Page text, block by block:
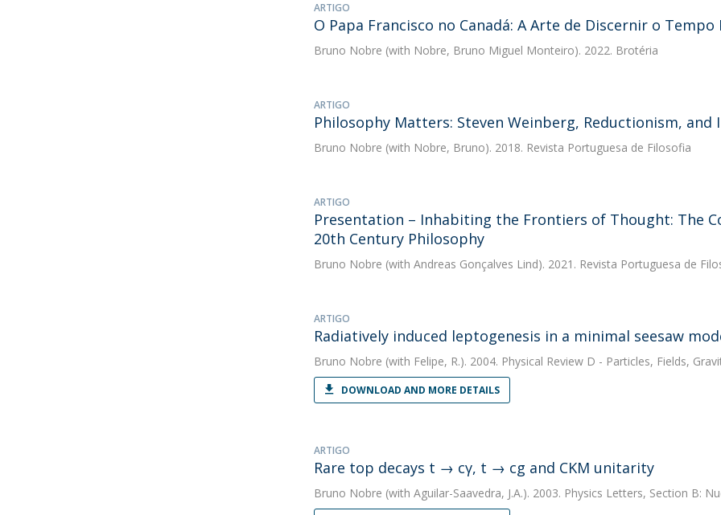
ARTIGO
O Papa Francisco no Canadá: A Arte de Discernir o Tempo
Bruno Nobre (with Nobre, Bruno Miguel Monteiro). 2022. Brotéria
ARTIGO
Philosophy Matters: Steven Weinberg, Reductionism,
Bruno Nobre (with Nobre, Bruno). 2018. Revista Portuguesa de Filosofia
ARTIGO
Presentation – Inhabiting the Frontiers of Thought: The
20th Century Philosophy
Bruno Nobre (with Andreas Gonçalves Lind). 2021. Revista Portuguesa de
ARTIGO
Radiatively induced leptogenesis in a minimal seesaw
Bruno Nobre (with Felipe, R.). 2004. Physical Review D - Particles, Fields,
DOWNLOAD AND MORE DETAILS
ARTIGO
Rare top decays t → cγ, t → cg and CKM unitarity
Bruno Nobre (with Aguilar-Saavedra, J.A.). 2003. Physics Letters, Section B: